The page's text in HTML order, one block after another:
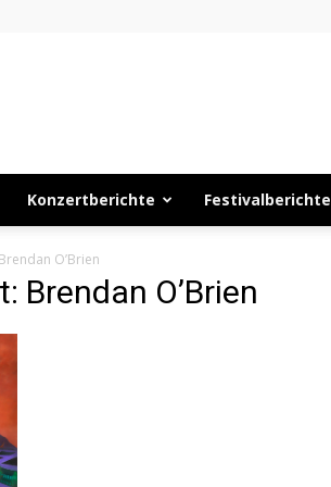
Konzertberichte Festivalberichte
Brendan O’Brien
Brendan O’Brien